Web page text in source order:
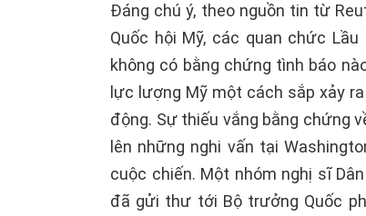
Đáng chú ý, theo nguồn tin từ
Quốc hội Mỹ, các quan chức
không có bằng chứng tình báo
lực lượng Mỹ một cách sắp xảy
động. Sự thiếu vắng bằng chứng
lên những nghi vấn tại
cuộc chiến. Một nhóm nghị sĩ
đã gửi thư tới Bộ trưởng Quốc